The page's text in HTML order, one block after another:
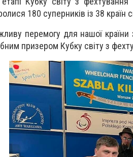
180 суперників із 38 країн
перемогу для нашої
призером Кубку світу з